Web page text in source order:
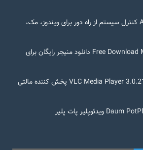
دانلود AnyDesk 9.6.1 کنترل سیستم از راه دور برای ویندوز، مک،
دانلود Free Download Manager 6.30 دانلود منیجر رایگان برای
دانلود VLC Media Player 3.0.21 Win/macOS پخش کننده مالتی